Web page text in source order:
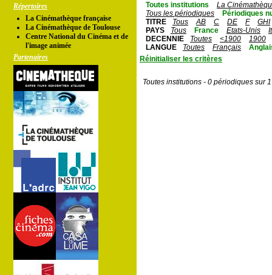
Répertoires
La Cinémathèque française
La Cinémathèque de Toulouse
Centre National du Cinéma et de
l'image animée
Partenaires
Toutes institutions
La
Tous les périodiques
Périodiques
TITRE
Tous AB C DE F
GHI
PAYS
Tous France Etats-Unis
DECENNIE
Toutes <1900
1900
LANGUE
Toutes Français
Réinitialiser les critères
Toutes institutions - 0 périodiques sur